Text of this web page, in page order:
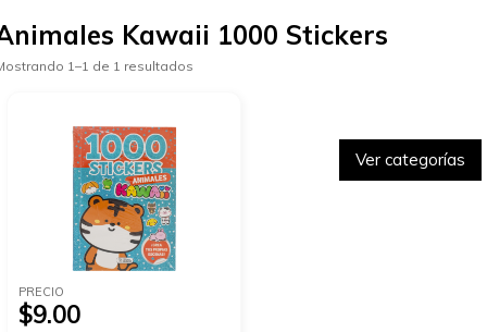
Ver categorías
Kawaii 1000 Stickers
1–1 de 1 resultados
PRECIO
$9.00